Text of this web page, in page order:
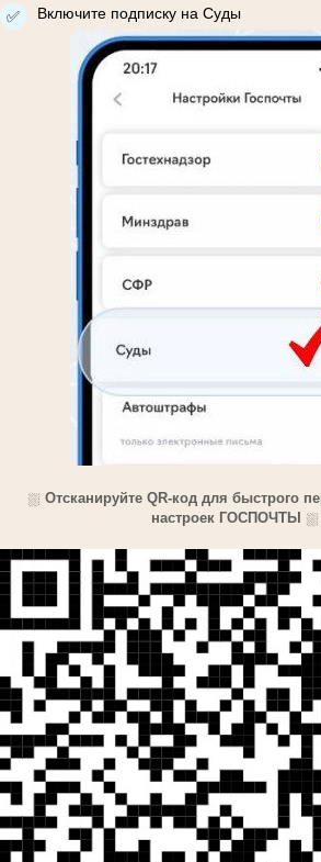
✅ Включите подписку на Суды
⛆ Отсканируйте QR-код для быстрого
настроек ГОСПОЧТЫ
⛆